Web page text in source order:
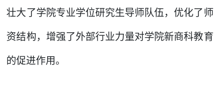
壮大了学院专业学位研究生导师队伍，优化了师
资结构，增强了外部行业力量对学院新商科教育
的促进作用。